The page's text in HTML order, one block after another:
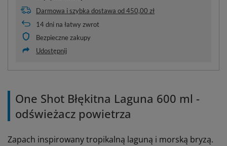
Darmowa i szybka dostawa od450,00 zł
14dni na łatwy zwrot
Bezpieczne zakupy
Udostępnij
One Shot Błękitna Laguna 600 ml -
odświeżacz powietrza
Zapach inspirowany tropikalną laguną i morską bryzą.